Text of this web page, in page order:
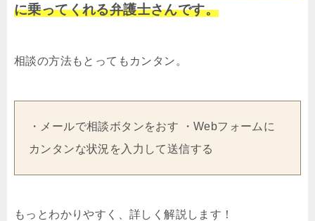
に乗ってくれる弁護士さんです。
相談の方法もとってもカンタン。
・メールで相談ボタンをおす ・Webフォームに
カンタンな状況を入力して送信する
もっとわかりやすく、詳しく解説します！